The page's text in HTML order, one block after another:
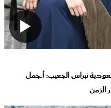
نبراس الجعيب: أجمل
الزمن